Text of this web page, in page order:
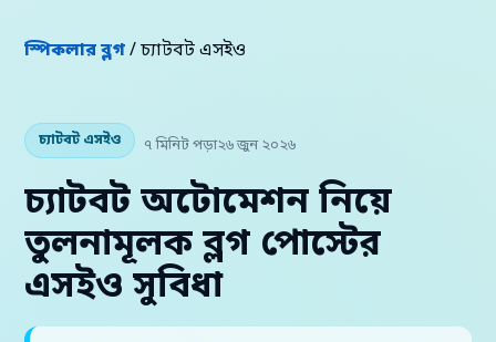
স্পিকলার ব্লগ/ চ্যাটবট এসইও
চ্যাটবট এসইও ৭ মিনিট পড়া২৬ জুন ২০২৬
চ্যাটবট অটোমেশন নিয়ে
তুলনামূলক ব্লগ পোস্টের
এসইও সুবিধা